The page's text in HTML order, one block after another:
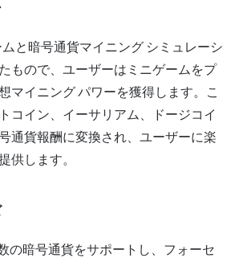
ムと暗号通貨マイニング シミュレーシ
もので、ユーザーはミニゲームをプ
マイニング パワーを獲得します。こ
コイン、イーサリアム、ドージコイ
通貨報酬に変換され、ユーザーに楽
供します。
の暗号通貨をサポートし、フォーセ